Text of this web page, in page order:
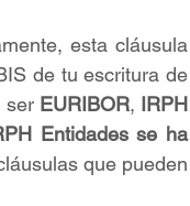
esta cláusula
de tu escritura de
ser EURIBOR, IRPH
Entidades se ha
que pueden